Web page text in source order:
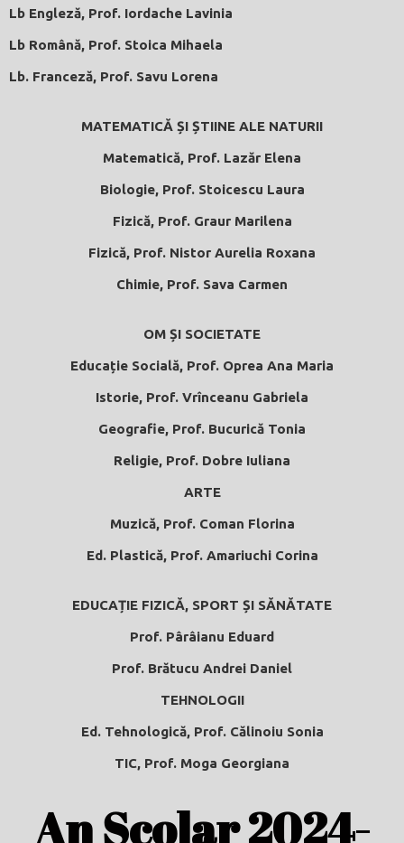
Lb Engleză, Prof. Iordache Lavinia
Lb Română, Prof. Stoica Mihaela
Lb. Franceză, Prof. Savu Lorena
MATEMATICĂ ȘI ȘTIINE ALE NATURII
Matematică, Prof. Lazăr Elena
Biologie, Prof. Stoicescu Laura
Fizică, Prof. Graur Marilena
Fizică, Prof. Nistor Aurelia Roxana
Chimie, Prof. Sava Carmen
OM ȘI SOCIETATE
Educație Socială, Prof. Oprea Ana Maria
Istorie, Prof. Vrînceanu Gabriela
Geografie, Prof. Bucurică Tonia
Religie, Prof. Dobre Iuliana
ARTE
Muzică, Prof. Coman Florina
Ed. Plastică, Prof. Amariuchi Corina
EDUCAȚIE FIZICĂ, SPORT ȘI SĂNĂTATE
Prof. Pârâianu Eduard
Prof. Brătucu Andrei Daniel
TEHNOLOGII
Ed. Tehnologică, Prof. Călinoiu Sonia
TIC, Prof. Moga Georgiana
An Școlar 2024-